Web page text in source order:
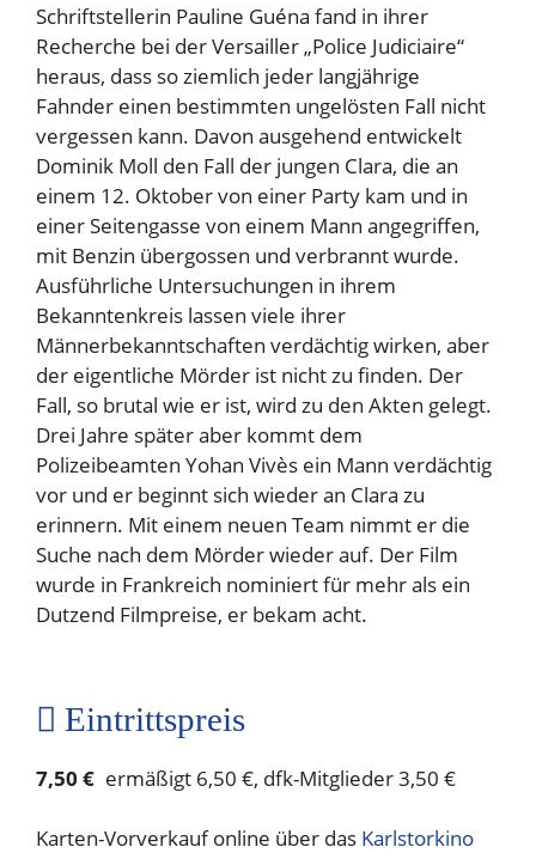
Schriftstellerin Pauline Guéna fand in ihrer
Recherche bei der Versailler „Police Judiciaire“
heraus, dass so ziemlich jeder langjährige
Fahnder einen bestimmten ungelösten Fall nicht
vergessen kann. Davon ausgehend entwickelt
Dominik Moll den Fall der jungen Clara, die an
einem 12. Oktober von einer Party kam und in
einer Seitengasse von einem Mann angegriffen,
mit Benzin übergossen und verbrannt wurde.
Ausführliche Untersuchungen in ihrem
Bekanntenkreis lassen viele ihrer
Männerbekanntschaften verdächtig wirken, aber
der eigentliche Mörder ist nicht zu finden. Der
Fall, so brutal wie er ist, wird zu den Akten gelegt.
Drei Jahre später aber kommt dem
Polizeibeamten Yohan Vivès ein Mann verdächtig
vor und er beginnt sich wieder an Clara zu
erinnern. Mit einem neuen Team nimmt er die
Suche nach dem Mörder wieder auf. Der Film
wurde in Frankreich nominiert für mehr als ein
Dutzend Filmpreise, er bekam acht.
Eintrittspreis
7,50 € ermäßigt 6,50 €, dfk-Mitglieder 3,50 €
Karten-Vorverkauf online über das Karlstorkino